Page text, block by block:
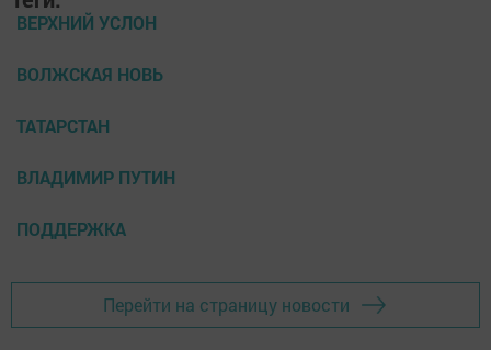
ВЕРХНИЙ УСЛОН
ВОЛЖСКАЯ НОВЬ
ТАТАРСТАН
ВЛАДИМИР ПУТИН
ПОДДЕРЖКА
Перейти на страницу новости